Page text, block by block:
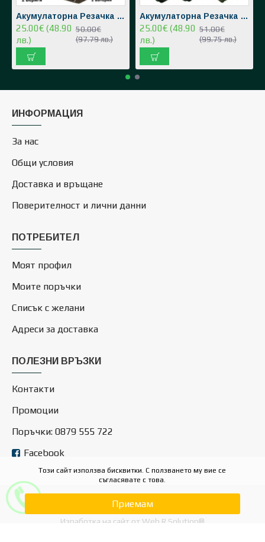
Този сайт използва бисквитки. С ползването му вие се
съгласявате с това.
Приемам
Акумулаторна Резачка за Клони 36V 8,0AH 2 Вериги 2 Батерии в Куфар
25.00€ (48.90
лв.)
50.00€
(97.79 лв.)
Акумулаторна Резачка за Клони 36V 8,0AH Верижен Трион 2 Батерии 2 Вериги
25.00€ (48.90
лв.)
51.00€
(99.75 лв.)
ИНФОРМАЦИЯ
За нас
Общи условия
Доставка и връщане
Поверителност и лични данни
ПОТРЕБИТЕЛ
Моят профил
Моите поръчки
Списък с желани
Адреси за доставка
ПОЛЕЗНИ ВРЪЗКИ
Контакти
Промоции
Поръчки: 0879 555 722
Facebook
Copyright © 2025, Dominosales.com
Изработка на сайт от Web R Solution®